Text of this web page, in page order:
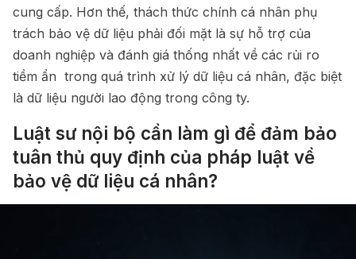
cung cấp. Hơn thế, thách thức chính cá nhân phụ
trách bảo vệ dữ liệu phải đối mặt là sự hỗ trợ của
doanh nghiệp và đánh giá thống nhất về các rủi ro
tiềm ẩn trong quá trình xử lý dữ liệu cá nhân, đặc biệt
là dữ liệu người lao động trong công ty.
Luật sư nội bộ cần làm gì để đảm bảo
tuân thủ quy định của pháp luật về
bảo vệ dữ liệu cá nhân?